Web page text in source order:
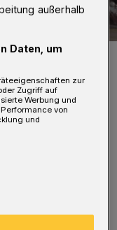
„Bei
außerhalb
Daten, um
zur
Zugriff auf
Werbung und
von
und